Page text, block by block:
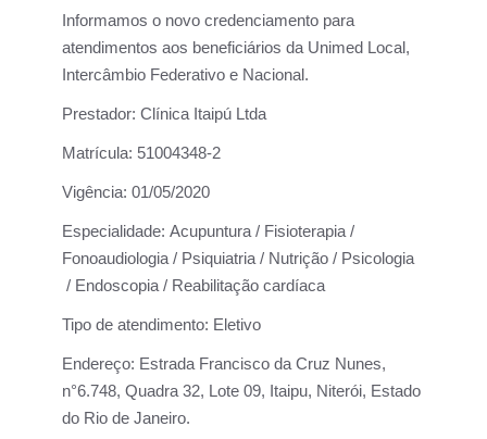
Informamos o novo credenciamento para
atendimentos aos beneficiários da Unimed Local,
Intercâmbio Federativo e Nacional.
Prestador: Clínica Itaipú Ltda
Matrícula: 51004348-2
Vigência: 01/05/2020
Especialidade: Acupuntura / Fisioterapia /
Fonoaudiologia / Psiquiatria / Nutrição / Psicologia
/ Endoscopia / Reabilitação cardíaca
Tipo de atendimento: Eletivo
Endereço: Estrada Francisco da Cruz Nunes,
n°6.748, Quadra 32, Lote 09, Itaipu, Niterói, Estado
do Rio de Janeiro.